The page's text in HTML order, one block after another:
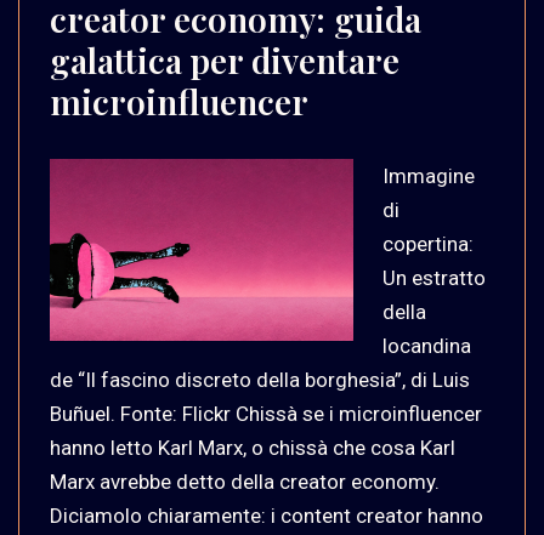
creator economy: guida
galattica per diventare
microinfluencer
Immagine
di
copertina:
Un estratto
della
locandina
de “Il fascino discreto della borghesia”, di Luis
Buñuel. Fonte: Flickr Chissà se i microinfluencer
hanno letto Karl Marx, o chissà che cosa Karl
Marx avrebbe detto della creator economy.
Diciamolo chiaramente: i content creator hanno